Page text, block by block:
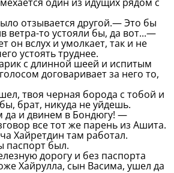
отзывается другой.— Это бы
ветра-то устояли бы, да вот...—
он вслух и умолкает, так и не
устоять труднее.
с длинной шеей и испитым
договаривает за него то,
твоя черная борода с тобой и
брат, никуда не уйдешь.
да и двинем в Бондюгу! —
все тот же парень из Ашита.
Хайретдин там работал.
паспорт был.
дорогу и без паспорта
Хайрулла, сын Васима, ушел да